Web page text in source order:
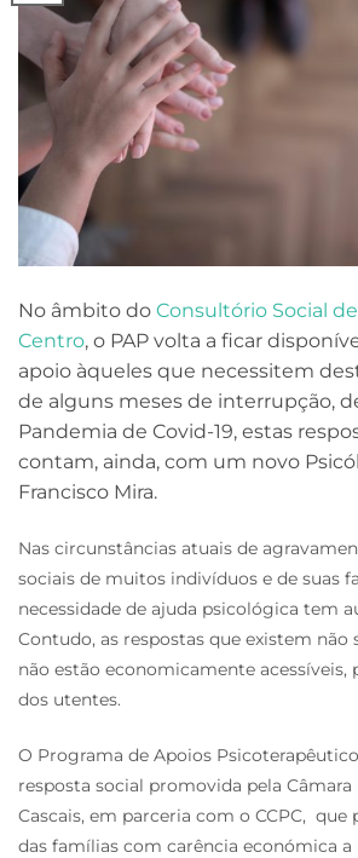
No âmbito do Consultório Social
Centro, o PAP volta a ficar
apoio àqueles que necessitem
de alguns meses de interrupção,
Pandemia de Covid-19, estas
contam, ainda, com um novo
Francisco Mira.
Nas circunstâncias atuais de
sociais de muitos indivíduos e de suas
necessidade de ajuda psicológica tem
Contudo, as respostas que existem não
não estão economicamente acessíveis,
dos utentes.
O Programa de Apoios
resposta social promovida pela
Cascais, em parceria com o CCPC, que
das famílias com carência económica a